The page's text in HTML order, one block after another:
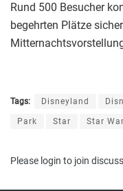
Rund 500 Besucher
begehrten Plätze
Tags: Disneyland
Park Star Star
Please login to join